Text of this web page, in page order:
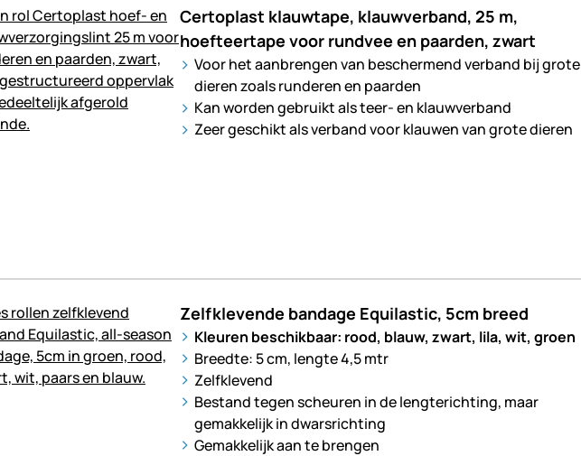
Certoplast klauwtape, klauwverband, 25 m,
hoefteertape voor rundvee en paarden, zwart
Voor het aanbrengen van beschermend verband bij grote
dieren zoals runderen en paarden
Kan worden gebruikt als teer- en klauwverband
Zeer geschikt als verband voor klauwen van grote dieren
Zelfklevende bandage Equilastic, 5cm breed
Kleuren beschikbaar: rood, blauw, zwart, lila, wit, groen
Breedte: 5 cm, lengte 4,5 mtr
Zelfklevend
Bestand tegen scheuren in de lengterichting, maar
gemakkelijk in dwarsrichting
Gemakkelijk aan te brengen